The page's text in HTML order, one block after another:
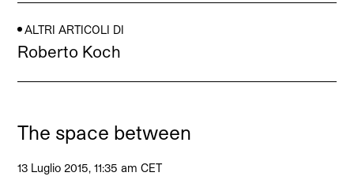
ALTRI ARTICOLI DI
Roberto Koch
The space between
13 Luglio 2015, 11:35 am CET